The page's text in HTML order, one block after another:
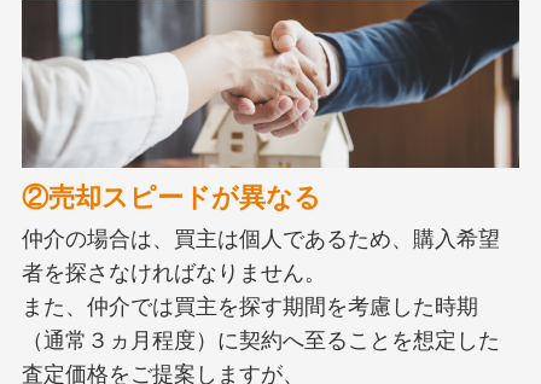
②売却スピードが異なる
仲介の場合は、買主は個人であるため、購入希望
者を探さなければなりません。
また、仲介では買主を探す期間を考慮した時期
（通常３ヵ月程度）に契約へ至ることを想定した
査定価格をご提案しますが、